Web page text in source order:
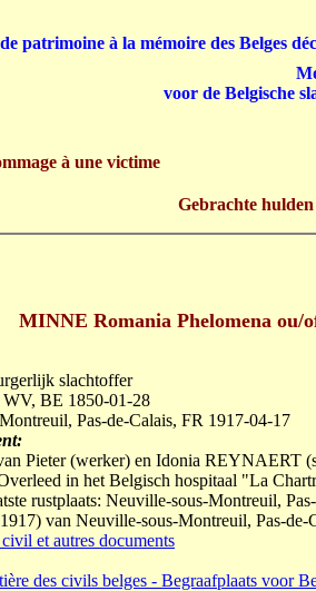
MINNE Romania Phelomena ou/
slachtoffer
WV, BE 1850-01-28
Pas-de-Calais, FR 1917-04-17
Pieter (werker) en Idonia REYNAERT
in het Belgisch hospitaal "La
rustplaats: Neuville-sous-Montreuil,
van Neuville-sous-Montreuil, Pas-de-
et autres documents
des civils belges - Begraafplaats voor
à une victime
Gebrachte
patrimoine à la mémoire des Belges
voor de Belgische